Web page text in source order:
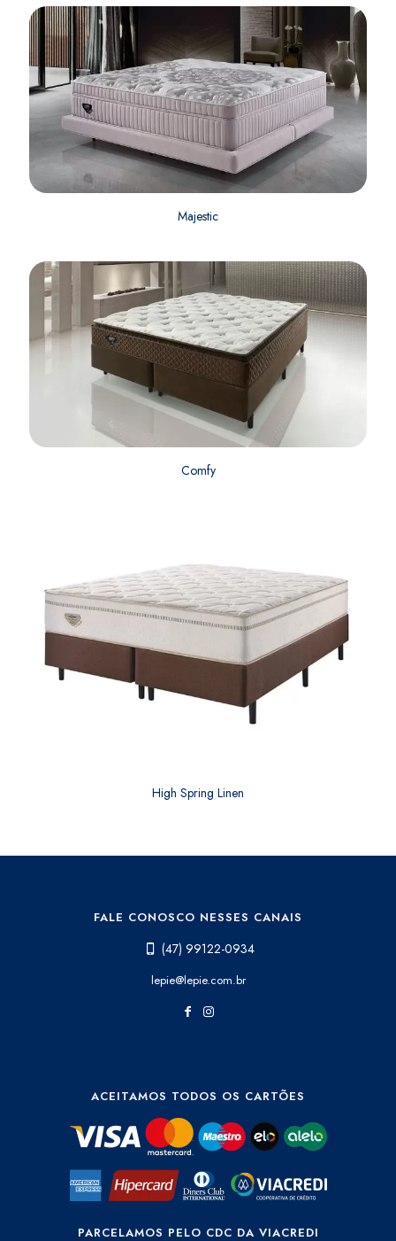
Majestic
Comfy
High Spring Linen
FALE CONOSCO NESSES CANAIS
(47) 99122-0934
lepie@lepie.com.br
ACEITAMOS TODOS OS CARTÕES
PARCELAMOS PELO CDC DA VIACREDI